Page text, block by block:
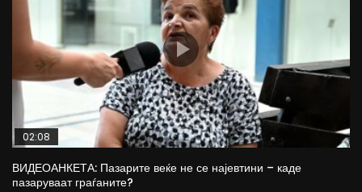
02:08
ВИДЕОАНКЕТА: Пазарите веќе не се најевтини – каде
пазаруваат граѓаните?